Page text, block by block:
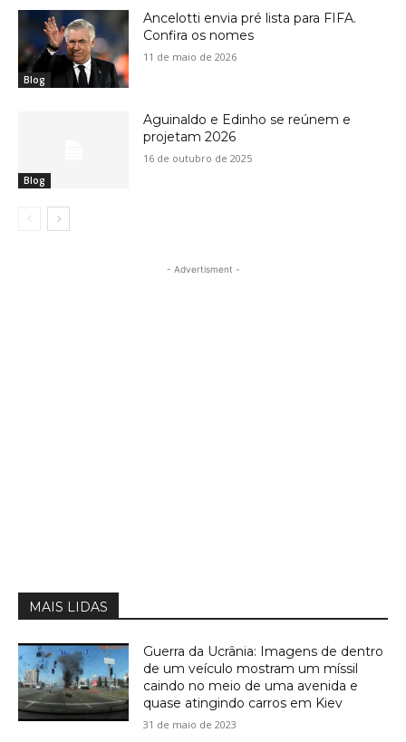
Blog
Ancelotti envia pré lista para FIFA.
Confira os nomes
11 de maio de 2026
Blog
Aguinaldo e Edinho se reúnem e
projetam 2026
16 de outubro de 2025
- Advertisment -
MAIS LIDAS
Guerra da Ucrânia: Imagens de dentro
de um veículo mostram um míssil
caindo no meio de uma avenida e
quase atingindo carros em Kiev
31 de maio de 2023